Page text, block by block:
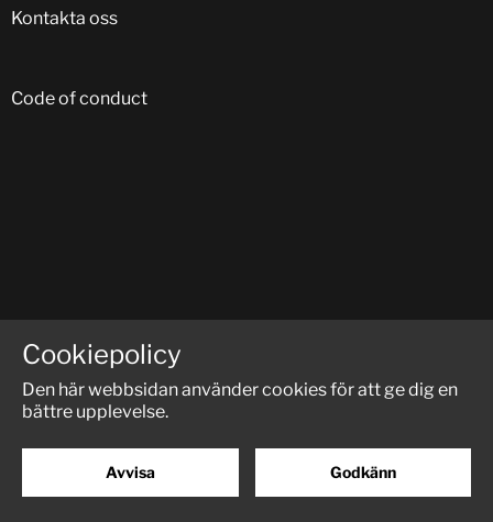
Kontakta oss
Code of conduct
Cookiepolicy
Den här webbsidan använder cookies för att ge dig en
bättre upplevelse.
Avvisa Godkänn